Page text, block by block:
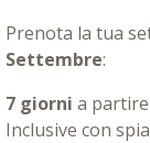
Prenota la tua
Settembre:
7 giorni a
Inclusive con